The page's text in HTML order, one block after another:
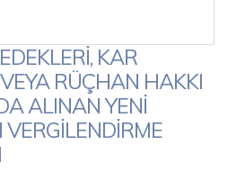
KAR
RÜÇHAN HAKKI
ALINAN YENİ
VERGİLENDİRME